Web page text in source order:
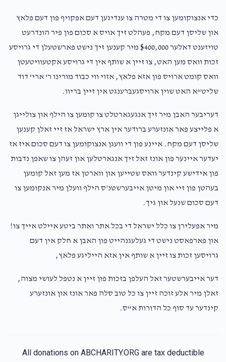
כדי אנצוקומען צו די מטרה צו ענדיגען דעם אפקויף פון דעם פלאץ
און שליסן דעם מקח, פעהלט זיך אויס א סכום פון פיר הונדרעט
טויזענט דאלער $400,000 מיר קענען זיך נישט פארשטעלן די גרויסע
זכות וואס מען האט, צו זיין א שותף אין די גרויסע אקטעוויטעטן
וואס קומט ארויס פון אזא פלאץ, אזוי ווי כבוד מורינו ר‘ ארי‘ דוד
שליט“א האט שוין ארויסגעברענגט אין זיין בריוו.
דעריבער האבן מיר זיך אנגעגארטלט צו קומען צו הילף און צולייגן
א פלייצע פאר אונזערע ברודער אין ארץ ישראל אז זיי זאלן קענען
שליסן דעם מקח. איינע פון די וועגן אנצוקומען צו דעם סכום איז אז
יעדער איינער פון אונז זאל זיך אנגארטלען און זעהן צו שאפן נדבות
פון אידישע קינדער וואס שטייען און ווארטן אז מען זאל קומען
בעהטן פון זיי און מיטן אייבערשטנ'ס הילף וועלן מיר אנקומען צו
דעם סכום שנעל און גיך.
מיר אפעלירן צו כלל ישראל די בכל אתר ואתר ביטע איילט אייך צו!
און פארפאסט נישט די געלעגנהייט פון האבן א חלק אין דעם
גרויסען זכות צו זיין א שותף אין אזא הייליגע פלאץ,
דער אייבערשטער זאל העלפן בזכות פון זיין א נטפל לעושי מצוה,
זאלן מיר אלע זוכה זיין צו כל טוב סלה פאר אונז און אונזערע
קינדער עד סוף כל הדורות א“ס.
All donations on ABCHARITY.ORG are tax deductible